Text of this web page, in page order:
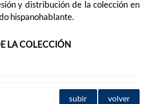
y distribución de la colección en
hispanohablante.
LA COLECCIÓN
subir volver